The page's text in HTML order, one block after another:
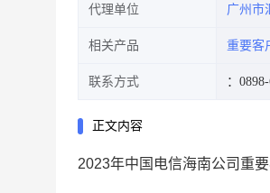
代理单位 广州市
相关产品 重要客
联系方式 ：
正文内容
2023年中国电信海南公司重